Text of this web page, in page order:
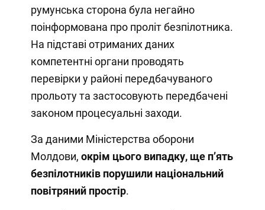
румунська сторона була негайно
поінформована про проліт безпілотника.
На підставі отриманих даних
компетентні органи проводять
перевірки у районі передбачуваного
прольоту та застосовують передбачені
законом процесуальні заходи.
За даними Міністерства оборони
Молдови, окрім цього випадку, ще п’ять
безпілотників порушили національний
повітряний простір.